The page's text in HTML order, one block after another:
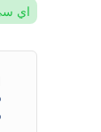
اي